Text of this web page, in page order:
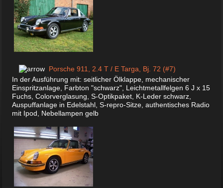
Porsche 911, 2.4 T / E Targa, Bj. 72 (#7)
In der Ausführung mit: seitlicher Ölklappe, mechanischer
Einspritzanlage, Farbton "schwarz", Leichtmetallfelgen 6 J x 15
Fuchs, Colorverglasung, S-Optikpaket, K-Leder schwarz,
Auspuffanlage in Edelstahl, S-repro-Sitze, authentisches Radio
mit Ipod, Nebellampen gelb